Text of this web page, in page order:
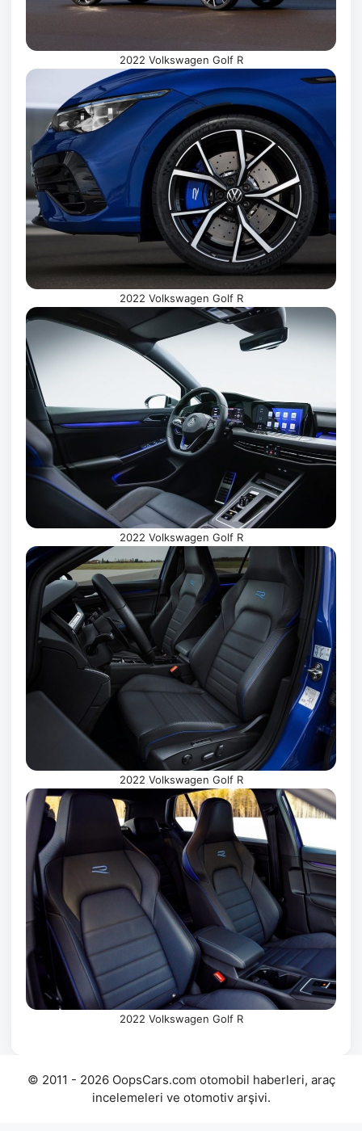
2022 Volkswagen Golf R
2022 Volkswagen Golf R
2022 Volkswagen Golf R
2022 Volkswagen Golf R
2022 Volkswagen Golf R
© 2011 - 2026 OopsCars.com otomobil haberleri, araç
incelemeleri ve otomotiv arşivi.